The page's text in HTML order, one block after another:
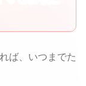
ば、いつまでた